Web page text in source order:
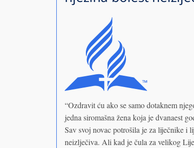
“Ozdravit ću ako se samo dotaknem
jedna siromašna žena koja je dvanaest
Sav svoj novac potrošila je za liječnike i
neizlječiva. Ali kad je čula za velikog